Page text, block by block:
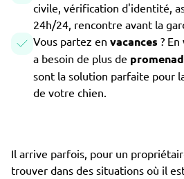
civile, vérification d'identité,
24h/24, rencontre avant la
Vous partez en vacances ? En
a besoin de plus de
sont la solution parfaite pour
de votre chien.
Il arrive parfois, pour un
trouver dans des situations où il